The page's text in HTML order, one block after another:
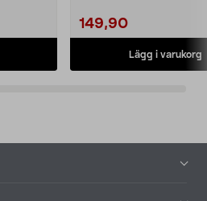
149,90
Lägg i varukorg